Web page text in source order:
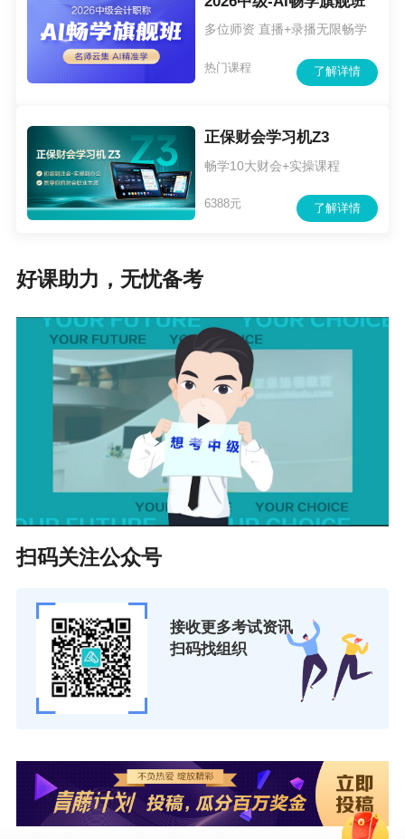
多位师资 直播+录播无限畅学
了解详情
热门课程
正保财会学习机Z3
畅学10大财会+实操课程
了解详情
6388元
好课助力，无忧备考
扫码关注公众号
接收更多考试资讯
扫码找组织